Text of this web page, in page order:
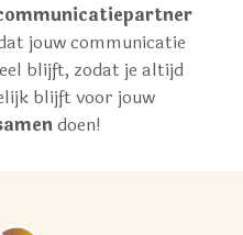
jouw communicatie
blijft, zodat je altijd
blijft voor jouw
doen!